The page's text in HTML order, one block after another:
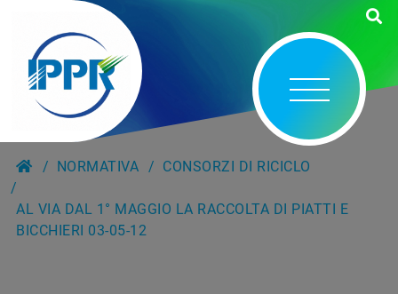
NORMATIVA CONSORZI DI RICICLO
AL VIA DAL 1° MAGGIO LA RACCOLTA DI PIATTI E
BICCHIERI 03-05-12